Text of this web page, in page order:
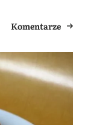
Komentarze